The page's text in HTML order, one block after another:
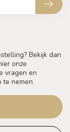
Bekijk dan
onze
vragen en
te nemen.